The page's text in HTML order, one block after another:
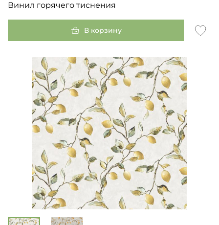
Винил горячего тиснения
В корзину